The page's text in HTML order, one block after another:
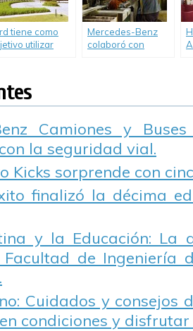
tiene como
utilizar
Mercedes-Benz
colaboró con
comedores
Camiones y
la seguridad vial.
Kicks sorprende con
finalizó la décima
y la Educación: La
de Ingeniería
Cuidados y consejos
condiciones y disfrutar